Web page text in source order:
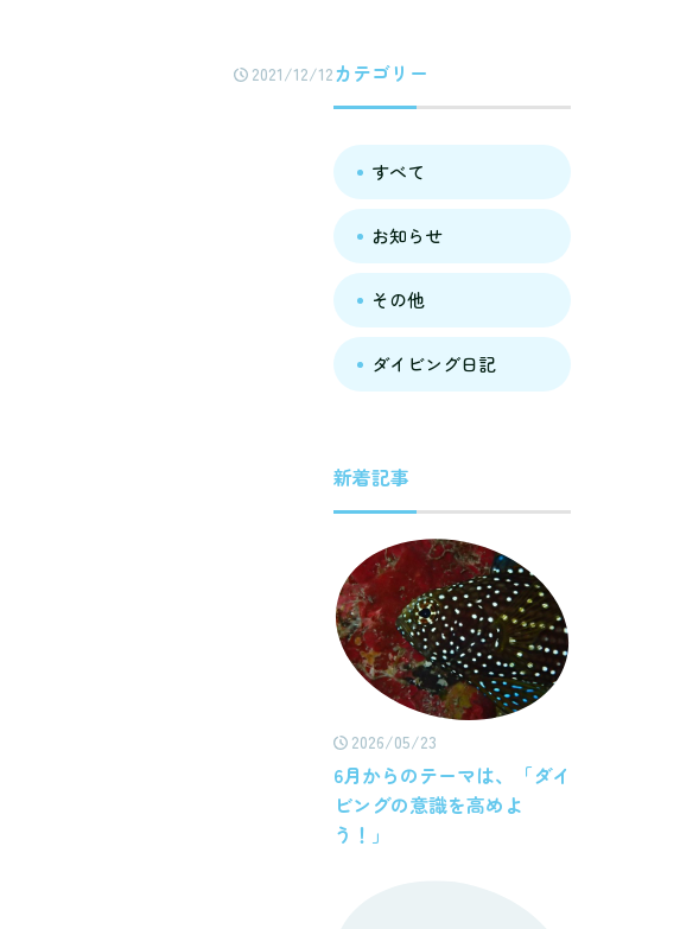
2021/12/12カテゴリー
すべて
お知らせ
その他
ダイビング日記
新着記事
2026/05/23
6月からのテーマは、「ダイ
ビングの意識を高めよ
う！」